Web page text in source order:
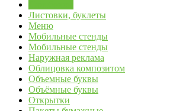
Листовки, буклеты
Меню
Мобильные стенды
Мобильные стенды
Наружная реклама
Облицовка композитом
Объемные буквы
Объёмные буквы
Открытки